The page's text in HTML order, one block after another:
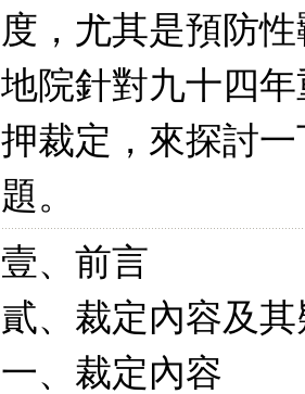
度，尤其是預防
地院針對九十四
押裁定，來探討
題。
壹、前言
貳、裁定內容及
一、裁定內容